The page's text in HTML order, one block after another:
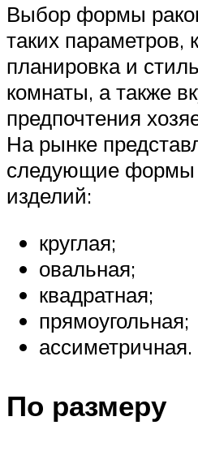
Выбор формы
таких параметров,
планировка и
комнаты, а также
предпочтения
На рынке
следующие формы
изделий:
круглая;
овальная;
квадратная;
прямоугольная;
ассиметричная.
По размеру